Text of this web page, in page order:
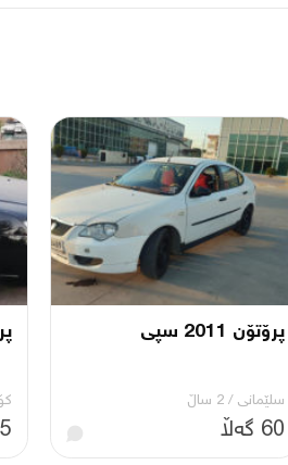
پرۆتۆن 2011 سپی
سلێمانی / 2 ساڵ
60 گەڵا